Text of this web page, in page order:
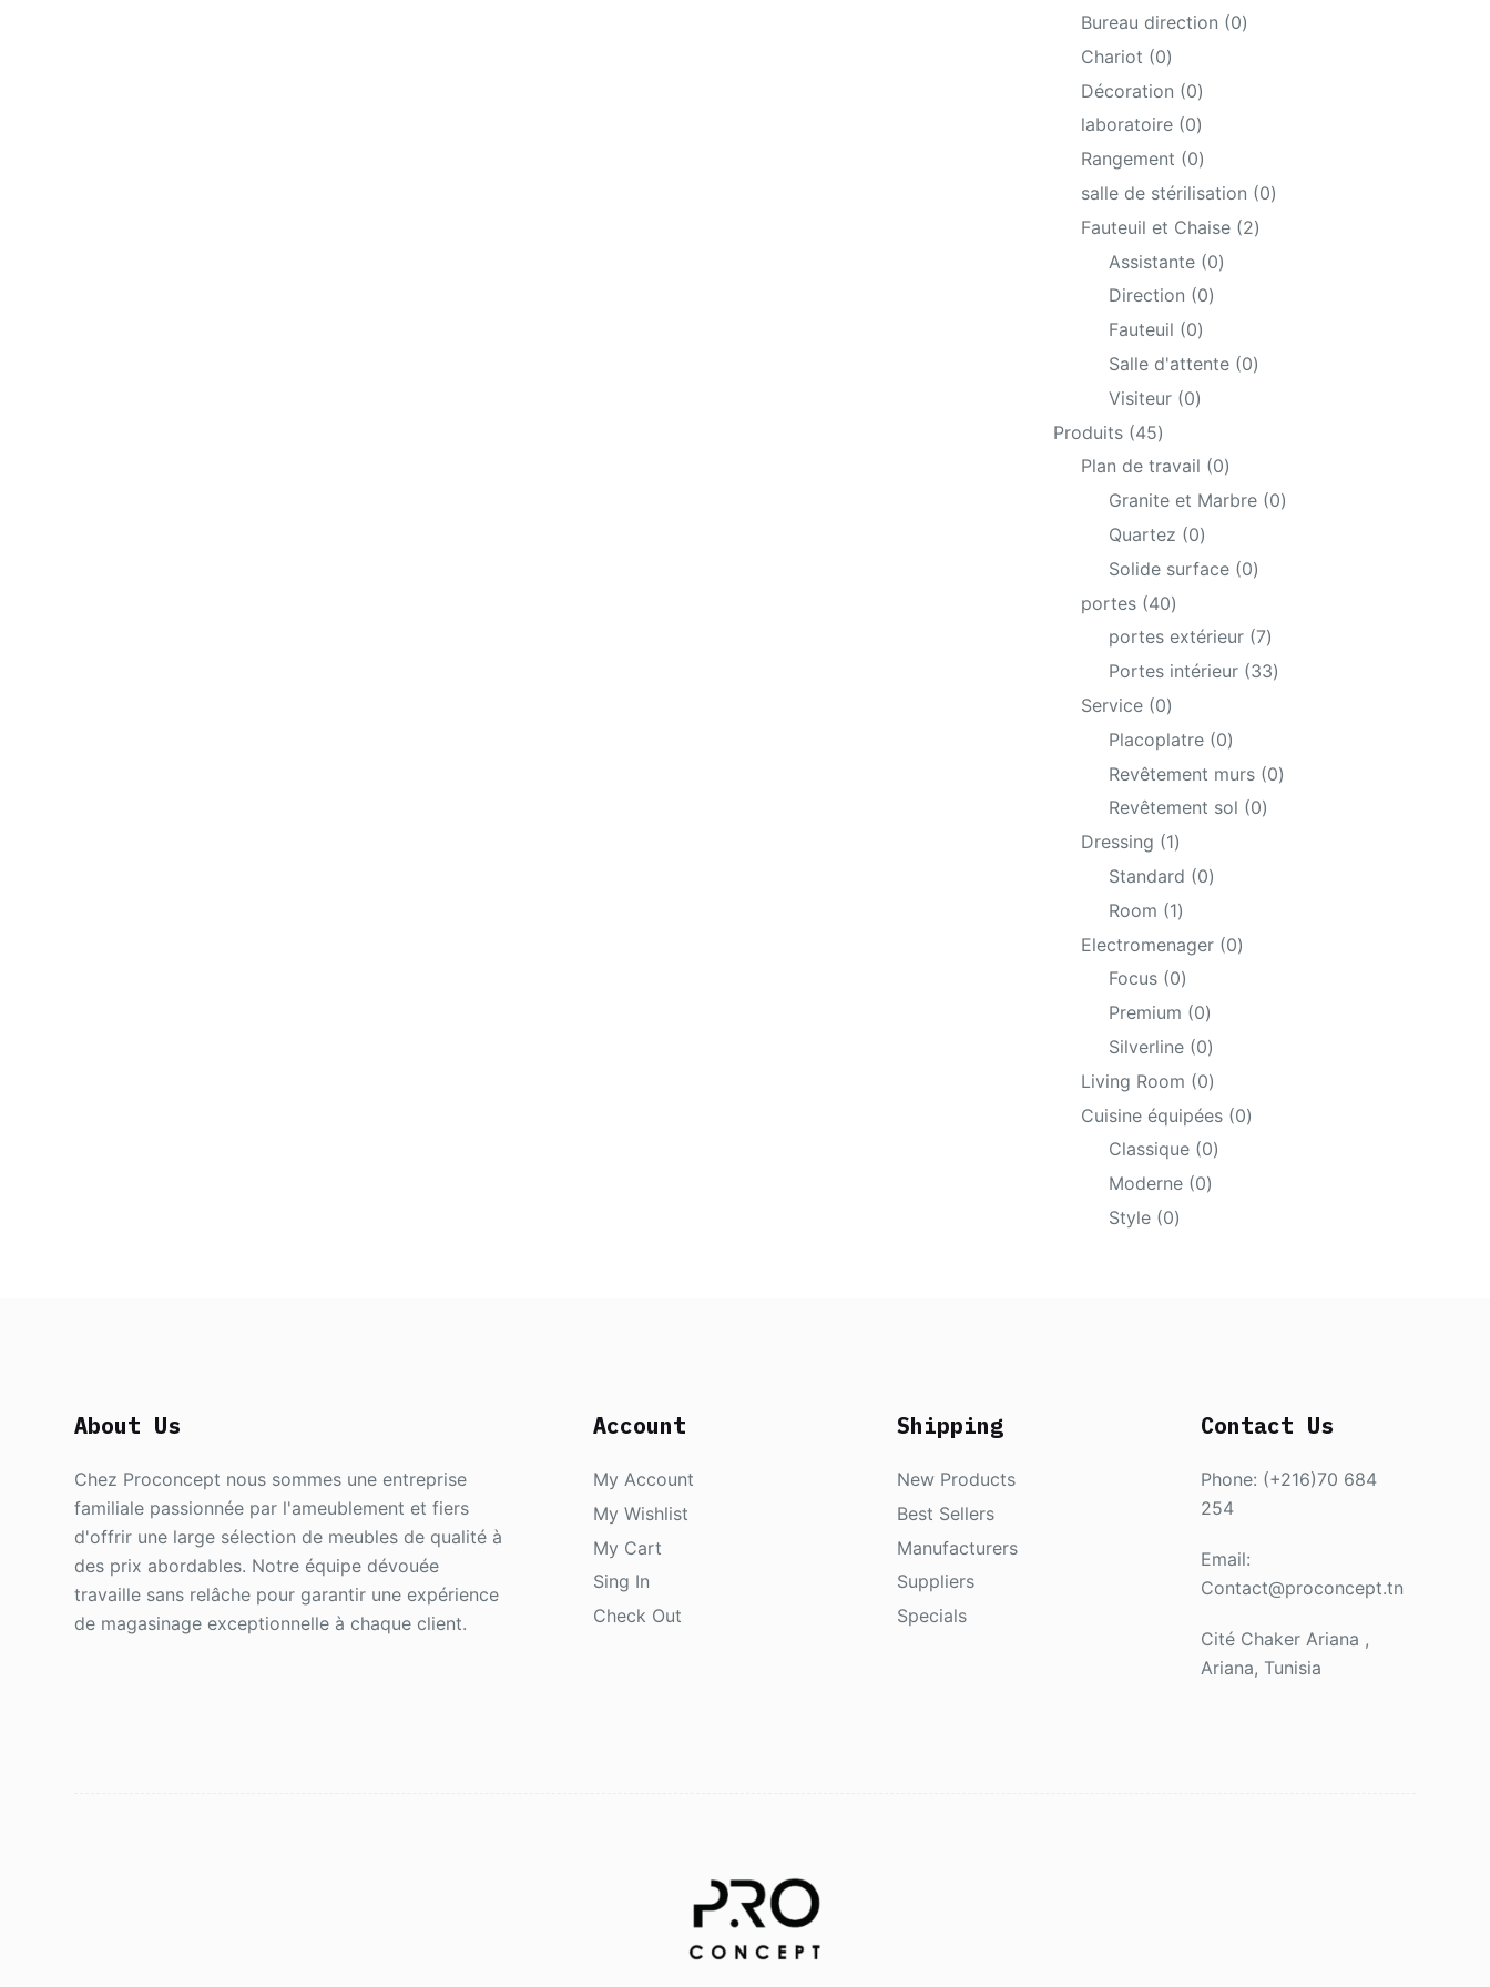
d on
cust
Bureau direction 00
Chariot 00
products
Décoration 00
products
laboratoire 00
products
Rangement 00
products
salle de stérilisation 00
Fauteuil et Chaise 22
Assistante 00
Direction 00
Fauteuil 00
products
Salle d'attente 00
Visiteur 00
Produits 4545
products
Plan de travail 00
products
Granite et Marbre 00
Quartez 00
products
Solide surface 00
portes 4040
products
portes extérieur 77
products
Portes intérieur 3333
Service 00
products
Placoplatre 00
products
Revêtement murs 00
Revêtement sol 00
Dressing 11
product
Standard 00
Room 11
product
Electromenager 00
Focus 00
products
Premium 00
products
Silverline 00
products
Living Room 00
products
Cuisine équipées 00
Classique 00
Moderne 00
Style 00
About Us
Chez Proconcept nous sommes une entreprise
familiale passionnée par l'ameublement et fiers
d'offrir une large sélection de meubles de qualité à
des prix abordables. Notre équipe dévouée
travaille sans relâche pour garantir une expérience
de magasinage exceptionnelle à chaque client.
Account
My Account
My Wishlist
My Cart
Sing In
Check Out
Shipping
New Products
Best Sellers
Manufacturers
Suppliers
Specials
Contact Us
Phone: (+216)70 684
254
Email:
Contact@proconcept.tn
Cité Chaker Ariana ,
Ariana, Tunisia